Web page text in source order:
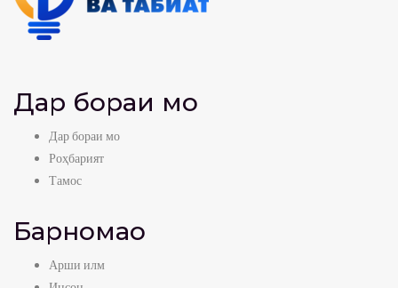
Дар бораи мо
Дар бораи мо
Роҳбарият
Тамос
Барномаҳо
Арши илм